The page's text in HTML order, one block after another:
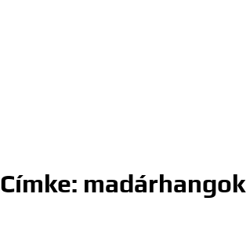
Címke: madárhangok